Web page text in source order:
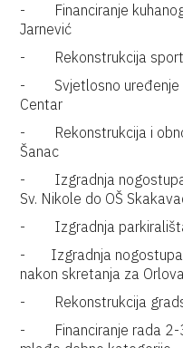
- Financiranje kuhanog
Jarnević
- Rekonstrukcija
- Svjetlosno uređenje
Centar
- Rekonstrukcija i
Šanac
- Izgradnja nogostupa
Sv. Nikole do OŠ
- Izgradnja parkirališta
- Izgradnja nogostupa
nakon skretanja za
- Rekonstrukcija
- Financiranje rada 2-3